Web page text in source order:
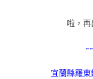
啦 ， 再
宜蘭縣羅